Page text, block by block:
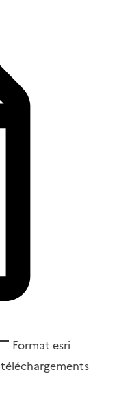
Format esri
téléchargements